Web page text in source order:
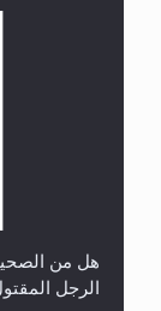
رأيٌ في لغة
هل من
الرجل